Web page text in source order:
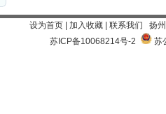
设为首页 加入收藏 联系我们 扬
苏ICP备10068214号-2
苏